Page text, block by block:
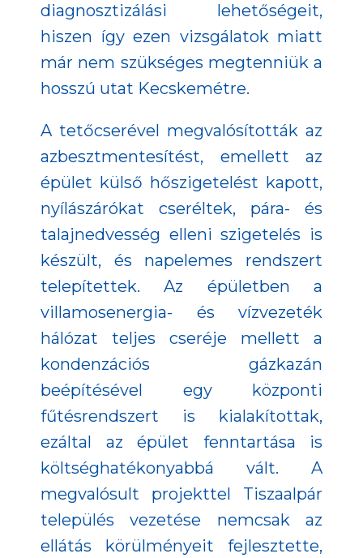
diagnosztizálási lehetőségeit,
hiszen így ezen vizsgálatok miatt
már nem szükséges megtenniük a
hosszú utat Kecskemétre.
A tetőcserével megvalósították az
azbesztmentesítést, emellett az
épület külső hőszigetelést kapott,
nyílászárókat cseréltek, pára- és
talajnedvesség elleni szigetelés is
készült, és napelemes rendszert
telepítettek. Az épületben a
villamosenergia- és vízvezeték
hálózat teljes cseréje mellett a
kondenzációs gázkazán
beépítésével egy központi
fűtésrendszert is kialakítottak,
ezáltal az épület fenntartása is
költséghatékonyabbá vált. A
megvalósult projekttel Tiszaalpár
település vezetése nemcsak az
ellátás körülményeit fejlesztette,